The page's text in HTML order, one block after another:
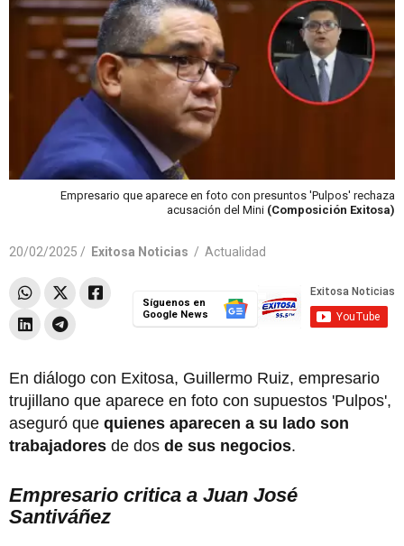
Empresario que aparece en foto con presuntos 'Pulpos' rechaza
acusación del Mini (Composición Exitosa)
20/02/2025 / Exitosa Noticias / Actualidad
Síguenos en
Google News
En diálogo con Exitosa, Guillermo Ruiz, empresario
trujillano que aparece en foto con supuestos 'Pulpos',
aseguró que quienes aparecen a su lado son
trabajadores de dos de sus negocios.
Empresario critica a Juan José
Santiváñez